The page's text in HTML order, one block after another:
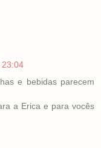
23:04
e bebidas parecem
a Erica e para vocês